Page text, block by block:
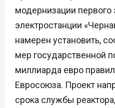
модернизации первого
электростанции
намерен установить,
мер государственной
миллиарда евро
Евросоюза. Проект
срока службы